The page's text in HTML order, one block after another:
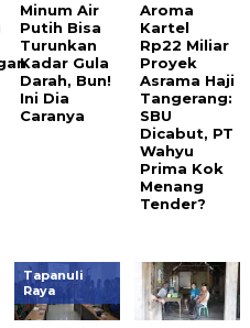
Minum Air
Putih Bisa
Turunkan
Kadar Gula
Darah, Bun!
Ini Dia
Caranya
Aroma
Kartel
Rp22 Miliar
Proyek
Asrama Haji
Tangerang:
SBU
Dicabut, PT
Wahyu
Prima Kok
Menang
Tender?
Tapanuli
Raya